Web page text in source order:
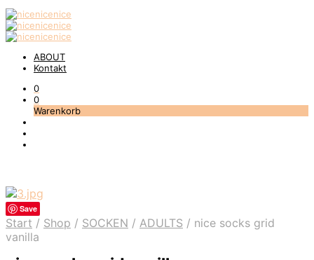
ABOUT
Kontakt
0
0
Warenkorb
Save
Start / Shop / SOCKEN / ADULTS / nice socks grid
vanilla